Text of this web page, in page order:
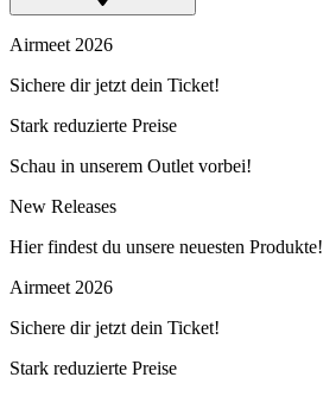
Airmeet 2026
Sichere dir jetzt dein Ticket!
Stark reduzierte Preise
Schau in unserem Outlet vorbei!
New Releases
Hier findest du unsere neuesten Produkte!
Airmeet 2026
Sichere dir jetzt dein Ticket!
Stark reduzierte Preise